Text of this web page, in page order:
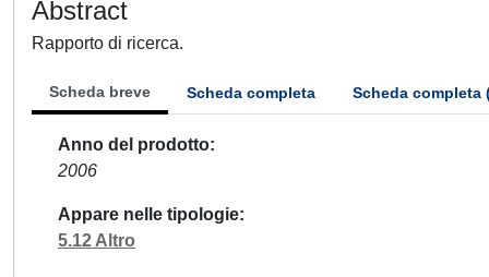
Abstract
Rapporto di ricerca.
Scheda breve Scheda completa Scheda completa
Anno del prodotto
2006
Appare nelle tipologie
5.12 Altro